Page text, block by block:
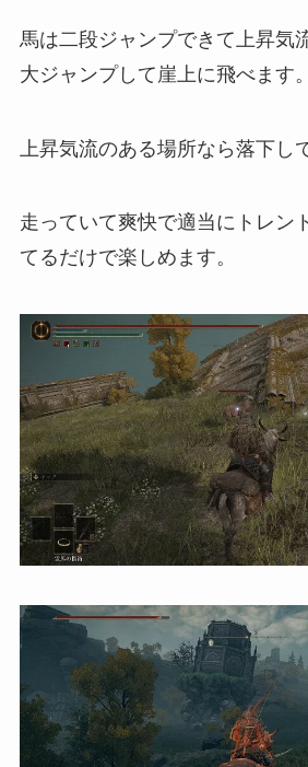
馬は二段ジャンプできて上昇気
大ジャンプして崖上に飛べます。
上昇気流のある場所なら落下し
走っていて爽快で適当にトレン
てるだけで楽しめます。